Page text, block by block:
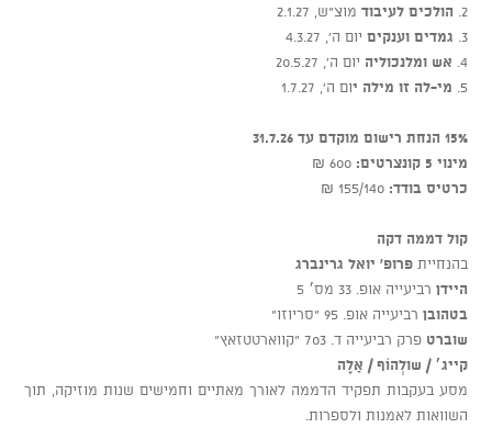
2. הולכים לעיבוד מוצ”ש, 2.1.27
3. גמדים וענקים יום ה’, 4.3.27
4. אש ומלנכוליה יום ה', 20.5.27
5. מי-לה זו מילה יום ה', 1.7.27
15% הנחת רישום מוקדם עד 31.7.26
מינוי 5 קונצרטים:
600 ₪
כרטיס בודד: 155/140 ₪
קול דממה דקה
בהנחייתפרופ' יואל גרינברג
היידן רביעייה אופ. 33 מס׳ 5
בטהובן רביעייה אופ. 95 “סריוזו”
שוברטפרק רביעייה ד. 703 “קווארטטזאץ”
קייג׳ / שולְהוֹף / אָלֶה
מסע בעקבות תפקיד הדממה לאורך מאתיים וחמישים שנות מוזיקה, תוך
השוואות לאמנות ולספרות.